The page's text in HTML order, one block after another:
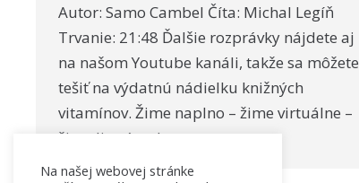
Autor: Samo Cambel Číta: Michal Legíň
Trvanie: 21:48 Ďalšie rozprávky nájdete aj
na našom Youtube kanáli, takže sa môžete
tešiť na výdatnú nádielku knižných
vitamínov. Žime naplno – žime virtuálne –
žime literárne!
Na našej webovej stránke